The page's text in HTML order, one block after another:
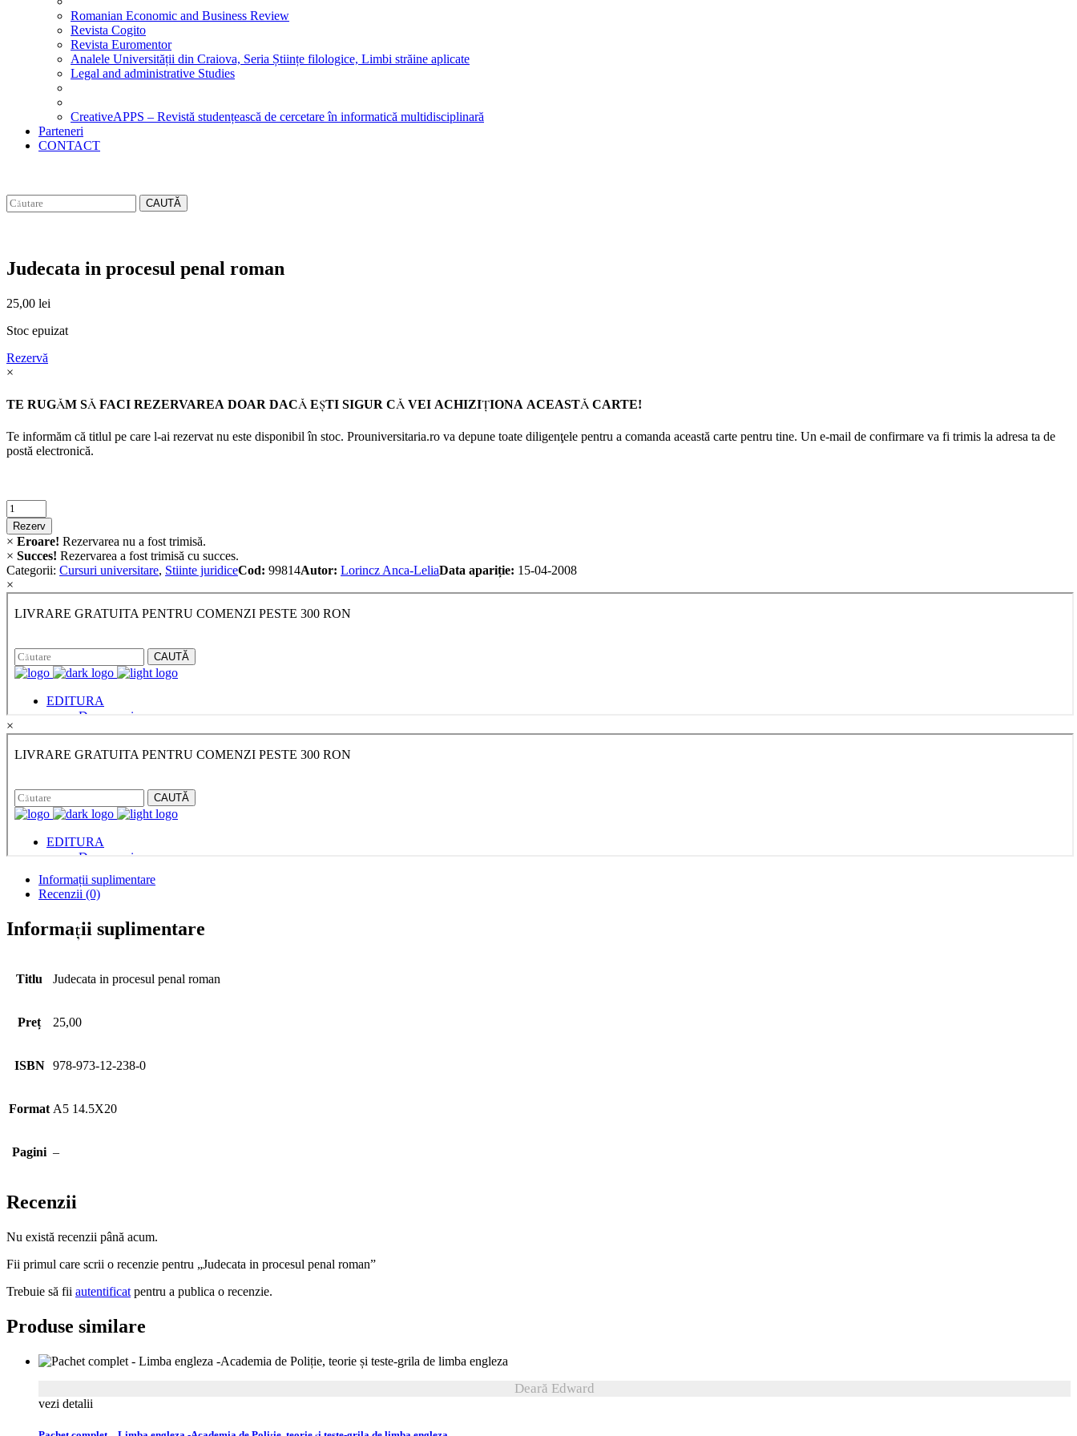
Romanian Economic and Business Review
Revista Cogito
Revista Euromentor
Analele Universității din Craiova, Seria Științe filologice, Limbi străine aplicate
Legal and administrative Studies
CreativeAPPS – Revistă studențească de cercetare în informatică multidisciplinară
Parteneri
CONTACT
CAUTĂ
Judecata in procesul penal roman
25,00 lei
Stoc epuizat
Rezervă
×
TE RUGĂM SĂ FACI REZERVAREA DOAR DACĂ EŞTI SIGUR CĂ VEI ACHIZIŢIONA ACEASTĂ CARTE!
Te informăm că titlul pe care l-ai rezervat nu este disponibil în stoc. Prouniversitaria.ro va depune toate diligenţele pentru a comanda această carte pentru tine. Un e-mail de confirmare va fi trimis la adresa ta de
postă electronică.
Criminalistica
quantity
Rezerv
× Eroare! Rezervarea nu a fost trimisă.
× Succes! Rezervarea a fost trimisă cu succes.
Categorii: Cursuri universitare, Stiinte juridiceCod: 99814Autor: Lorincz Anca-LeliaData apariție: 15-04-2008
×
×
Informații suplimentare
Recenzii (0)
Informații suplimentare
Titlu Judecata in procesul penal roman
Preț 25,00
ISBN 978-973-12-238-0
Format A5 14.5X20
Pagini –
Recenzii
Nu există recenzii până acum.
Fii primul care scrii o recenzie pentru „Judecata in procesul penal roman”
Trebuie să fii autentificat pentru a publica o recenzie.
Produse similare
Deară Edward
vezi detalii